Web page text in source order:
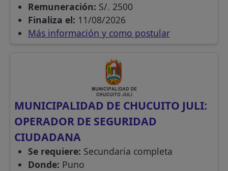
Remuneración: S/. 2500
Finaliza el: 11/08/2026
Más información y como postular
MUNICIPALIDAD DE CHUCUITO JULI:
OPERADOR DE SEGURIDAD
CIUDADANA
Se requiere: Secundaria completa
Donde: Puno